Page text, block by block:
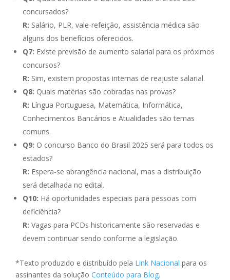
concursados?
R: Salário, PLR, vale-refeição, assistência médica são
alguns dos benefícios oferecidos.
Q7: Existe previsão de aumento salarial para os próximos
concursos?
R: Sim, existem propostas internas de reajuste salarial.
Q8: Quais matérias são cobradas nas provas?
R: Língua Portuguesa, Matemática, Informática,
Conhecimentos Bancários e Atualidades são temas
comuns.
Q9: O concurso Banco do Brasil 2025 será para todos os
estados?
R: Espera-se abrangência nacional, mas a distribuição
será detalhada no edital.
Q10: Há oportunidades especiais para pessoas com
deficiência?
R: Vagas para PCDs historicamente são reservadas e
devem continuar sendo conforme a legislação.
*Texto produzido e distribuído pela Link Nacional para os
assinantes da solução Conteúdo para Blog.